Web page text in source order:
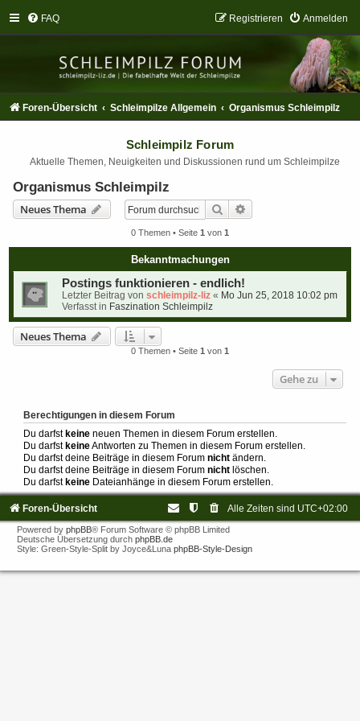
FAQ Anmelden
Registrieren
Foren-Übersicht Schleimpilze Allgemein Organismus Schleimpilz
Schleimpilz Forum
Aktuelle Themen, Neuigkeiten und Diskussionen rund um Schleimpilze
Organismus Schleimpilz
Neues Thema
Suche
0 Themen • Seite 1 von 1
Bekanntmachungen
Postings funktionieren - endlich!
Letzter Beitrag von schleimpilz-liz « Mo Jun 25, 2018 10:02 pm
Verfasst in Faszination Schleimpilz
Neues Thema
0 Themen • Seite 1 von 1
Gehe zu
Berechtigungen in diesem Forum
Du darfst keine neuen Themen in diesem Forum erstellen.
Du darfst keineAntworten zu Themen in diesem Forum erstellen.
Du darfst deine Beiträge in diesem Forum nicht ändern.
Du darfst deine Beiträge in diesem Forum nicht löschen.
Du darfst keine Dateianhänge in diesem Forum erstellen.
Foren-Übersicht Alle Zeiten sind UTC+02:00
Powered by phpBB® Forum Software © phpBB Limited
Deutsche Übersetzung durch phpBB.de
Style: Green-Style-Split by Joyce&Luna phpBB-Style-Design